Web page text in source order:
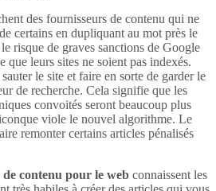
des fournisseurs de contenu qui ne
certains en dupliquant au mot près le
risque de graves sanctions de Google
que leurs sites ne soient pas indexés.
le site et faire en sorte de garder le
de recherche. Cela signifie que les
convoités seront beaucoup plus
viole le nouvel algorithme. Le
remonter certains articles pénalisés
contenu pour le web connaissent les